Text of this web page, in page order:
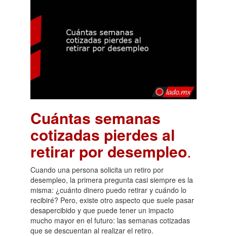
Cuántas semanas
cotizadas pierdes al
retirar por desempleo.
Cuando una persona solicita un retiro por
desempleo, la primera pregunta casi siempre es la
misma: ¿cuánto dinero puedo retirar y cuándo lo
recibiré? Pero, existe otro aspecto que suele pasar
desapercibido y que puede tener un impacto
mucho mayor en el futuro: las semanas cotizadas
que se descuentan al realizar el retiro.